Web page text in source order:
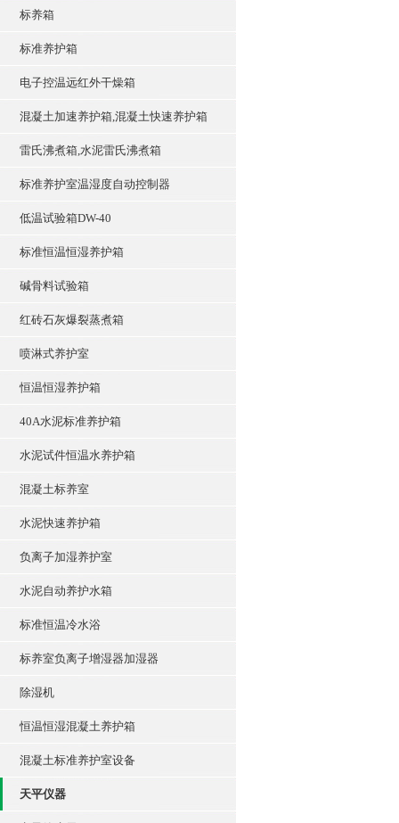
标养箱
标准养护箱
电子控温远红外干燥箱
混凝土加速养护箱,混凝土快速养护箱
雷氏沸煮箱,水泥雷氏沸煮箱
标准养护室温湿度自动控制器
低温试验箱DW-40
标准恒温恒湿养护箱
碱骨料试验箱
红砖石灰爆裂蒸煮箱
喷淋式养护室
恒温恒湿养护箱
40A水泥标准养护箱
水泥试件恒温水养护箱
混凝土标养室
水泥快速养护箱
负离子加湿养护室
水泥自动养护水箱
标准恒温冷水浴
标养室负离子增湿器加湿器
除湿机
恒温恒湿混凝土养护箱
混凝土标准养护室设备
天平仪器